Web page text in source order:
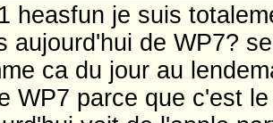
heasfun je suis
aujourd'hui de WP7?
ca du jour au
WP7 parce que c'est